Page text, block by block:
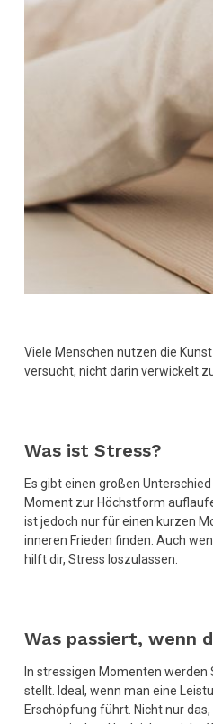
Viele Menschen nutzen die
versucht, nicht darin verwickelt
Was ist Stress?
Es gibt einen großen
Moment zur Höchstform
ist jedoch nur für einen kurzen
inneren Frieden finden. Auch
hilft dir, Stress loszulassen.
Was passiert, wenn
In stressigen Momenten werden
stellt. Ideal, wenn man eine
Erschöpfung führt. Nicht nur